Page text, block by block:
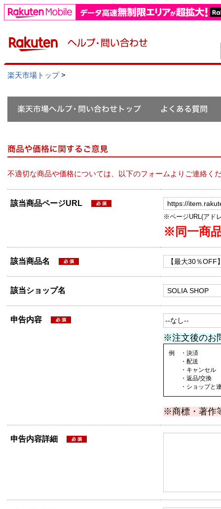
楽天市場トップ>
不適切な商品や価格については、以下のフォームよりご連絡く
該当商品ページURL
※ページURL(アド
※同一商
該当商品名
該当ショップ名
申告内容
※注文後のお
例 ・決済
・配送
・キャンセル
・返品/交換
・ショップと連
※商標・著作
申告内容詳細